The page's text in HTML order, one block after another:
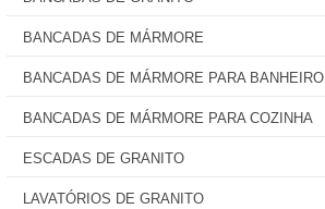
BANCADAS DE MÁRMORE
BANCADAS DE MÁRMORE PARA BANHEIRO
BANCADAS DE MÁRMORE PARA COZINHA
ESCADAS DE GRANITO
LAVATÓRIOS DE GRANITO